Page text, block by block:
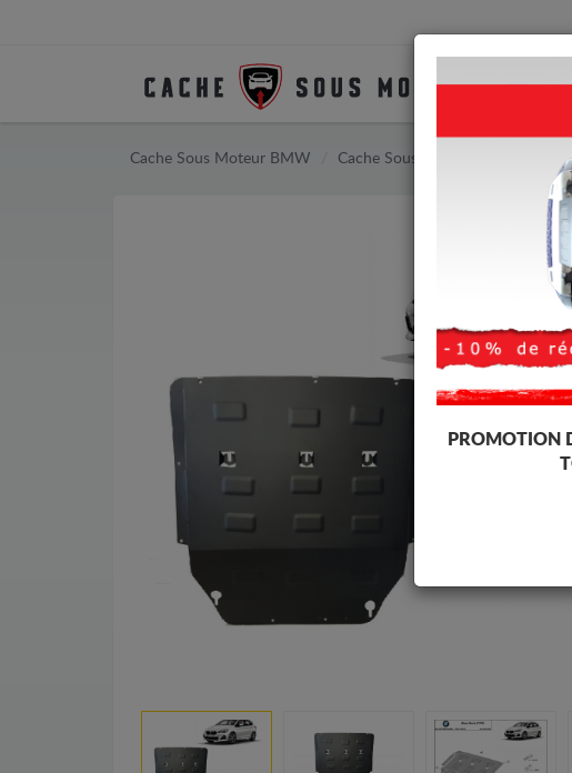
Cache Sous Moteur BMW Cache Sous Moteur BMW Seria 2
PROMOTION